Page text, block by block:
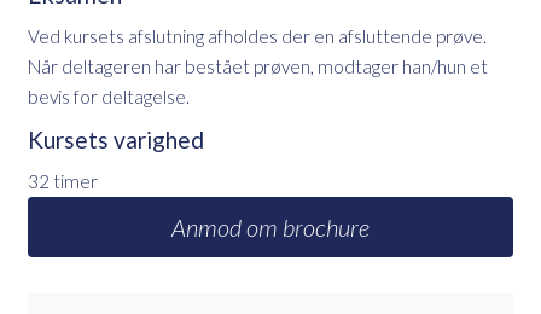
Ved kursets afslutning afholdes der en afsluttende prøve.
Når deltageren har bestået prøven, modtager han/hun et
bevis for deltagelse.
Kursets varighed
32 timer
Anmod om brochure